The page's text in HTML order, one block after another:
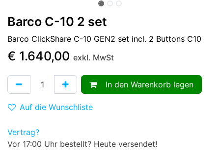
Barco C-10 2 set
Barco ClickShare C-10 GEN2 set incl. 2 Buttons C10
€ 1.640,00 exkl. MwSt
In den Warenkorb legen
Auf die Wunschliste
Vertrag?
Vor 17:00 Uhr bestellt? Heute versendet!